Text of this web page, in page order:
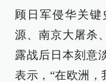
顾日军侵华关
源、南京大屠杀
露战后日本刻意
表示，“在欧洲，